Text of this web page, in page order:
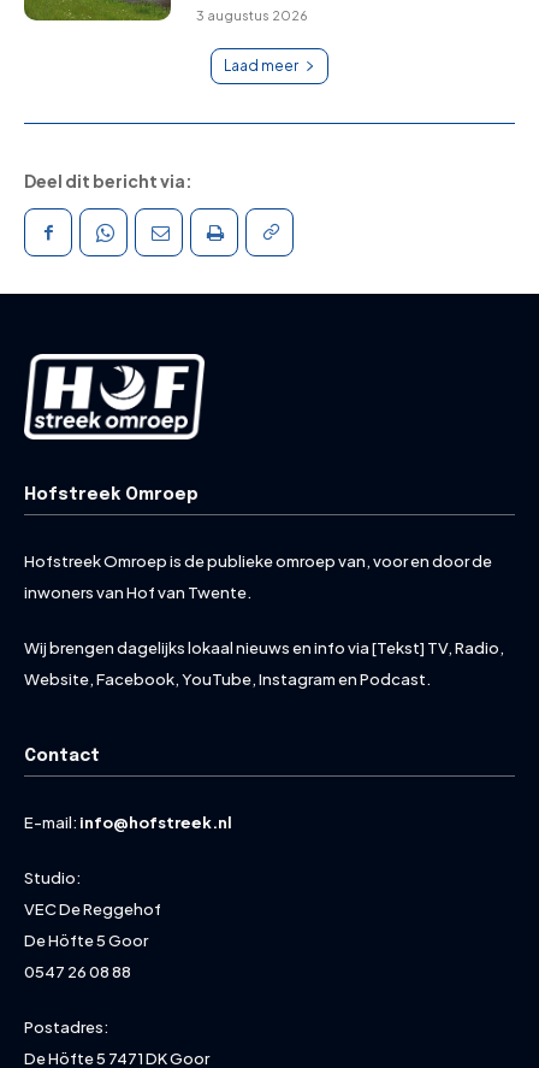
3 augustus 2026
Laad meer
Deel dit bericht via:
Hofstreek Omroep
Hofstreek Omroep is de publieke omroep van, voor en door de
inwoners van Hof van Twente.
Wij brengen dagelijks lokaal nieuws en info via [Tekst] TV, Radio,
Website, Facebook, YouTube, Instagram en Podcast.
Contact
E-mail: info@hofstreek.nl
Studio:
VEC De Reggehof
De Höfte 5 Goor
0547 26 08 88
Postadres:
De Höfte 5 7471 DK Goor